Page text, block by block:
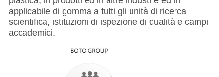
applicabile di gomma a tutti gli unità di ricerca
scientifica, istituzioni di ispezione di qualità e campi
accademici.